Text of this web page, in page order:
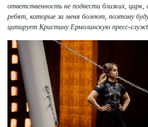
ответственность не подвести близких, цирк,
ребят, которые за меня болеют, поэтому
цитирует Кристину Ермолинскую пресс-